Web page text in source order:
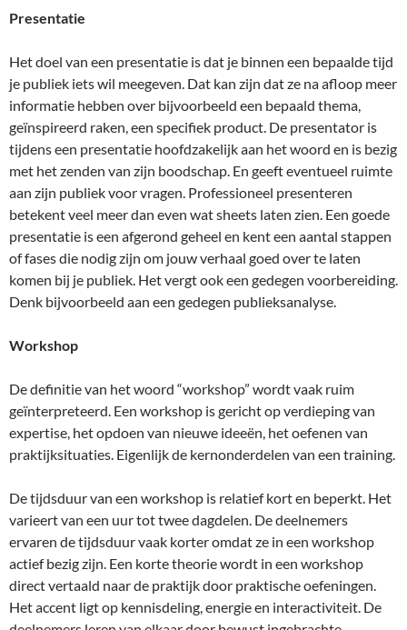
Presentatie
Het doel van een presentatie is dat je binnen een bepaalde tijd
je publiek iets wil meegeven. Dat kan zijn dat ze na afloop meer
informatie hebben over bijvoorbeeld een bepaald thema,
geïnspireerd raken, een specifiek product. De presentator is
tijdens een presentatie hoofdzakelijk aan het woord en is bezig
met het zenden van zijn boodschap. En geeft eventueel ruimte
aan zijn publiek voor vragen. Professioneel presenteren
betekent veel meer dan even wat sheets laten zien. Een goede
presentatie is een afgerond geheel en kent een aantal stappen
of fases die nodig zijn om jouw verhaal goed over te laten
komen bij je publiek. Het vergt ook een gedegen voorbereiding.
Denk bijvoorbeeld aan een gedegen publieksanalyse.
Workshop
De definitie van het woord “workshop” wordt vaak ruim
geïnterpreteerd. Een workshop is gericht op verdieping van
expertise, het opdoen van nieuwe ideeën, het oefenen van
praktijksituaties. Eigenlijk de kernonderdelen van een training.
De tijdsduur van een workshop is relatief kort en beperkt. Het
varieert van een uur tot twee dagdelen. De deelnemers
ervaren de tijdsduur vaak korter omdat ze in een workshop
actief bezig zijn. Een korte theorie wordt in een workshop
direct vertaald naar de praktijk door praktische oefeningen.
Het accent ligt op kennisdeling, energie en interactiviteit. De